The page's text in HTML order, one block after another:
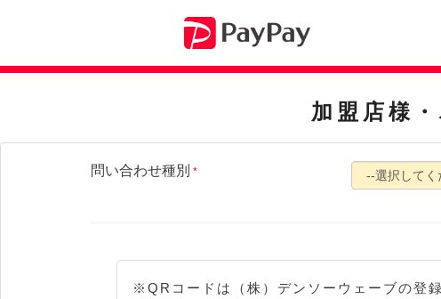
加盟店様
問い合わせ種別 *
※QRコードは（株）デンソーウェーブの登録